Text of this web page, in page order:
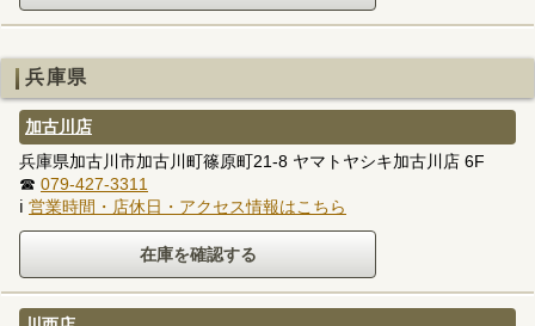
兵庫県
加古川店
兵庫県加古川市加古川町篠原町21-8 ヤマトヤシキ加古川店 6F
☎ 079-427-3311
ℹ 営業時間・店休日・アクセス情報はこちら